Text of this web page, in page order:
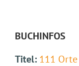
BUCHINFOS
Titel: 111